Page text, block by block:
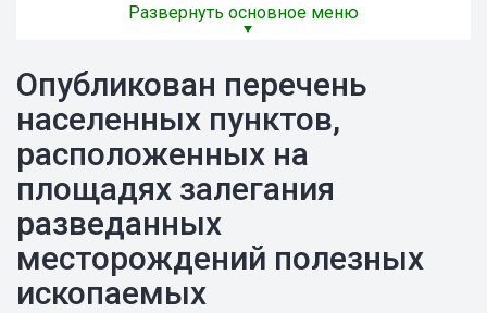
Развернуть основное меню
Опубликован перечень
населенных пунктов,
расположенных на
площадях залегания
разведанных
месторождений полезных
ископаемых